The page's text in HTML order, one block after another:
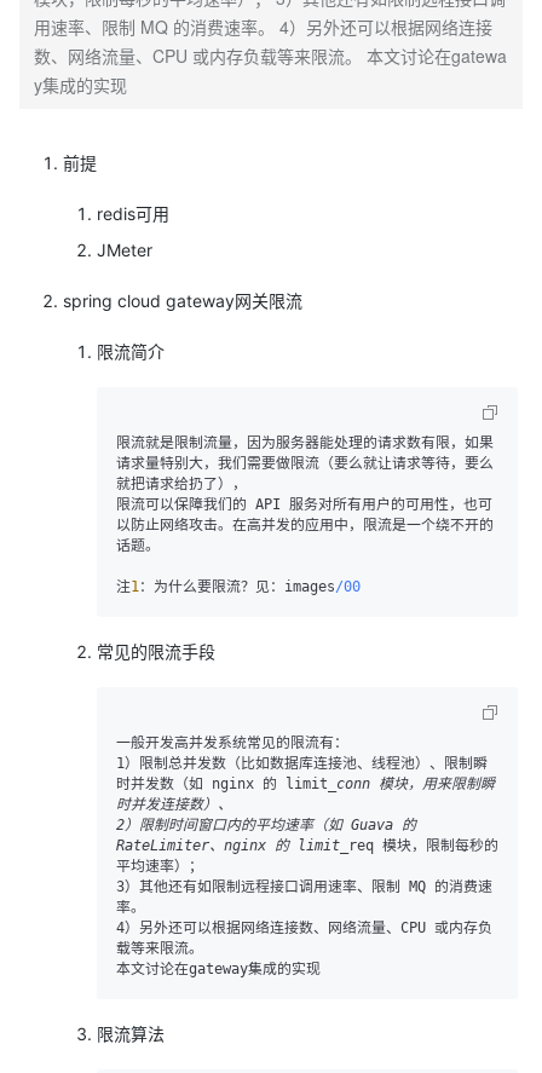
用速率、限制 MQ 的消费速率。 4）另外还可以根据网络连接
数、网络流量、CPU 或内存负载等来限流。 本文讨论在gatewa
y集成的实现
前提
redis可用
JMeter
spring cloud gateway网关限流
限流简介
限流就是限制流量，因为服务器能处理的请求数有限，如果
请求量特别大，我们需要做限流（要么就让请求等待，要么
就把请求给扔了），
限流可以保障我们的 API 服务对所有用户的可用性，也可
以防止网络攻击。在高并发的应用中，限流是一个绕不开的
话题。
注1 ：为什么要限流？见：images/00
常见的限流手段
一般开发高并发系统常见的限流有：
1）限制总并发数（比如数据库连接池、线程池）、限制瞬
时并发数（如 nginx 的 limit _conn 模块，用来限制瞬
时并发连接数）、
2）限制时间窗口内的平均速率（如 Guava 的
RateLimiter、nginx 的 limit_
req 模块，限制每秒的
平均速率）；
3）其他还有如限制远程接口调用速率、限制 MQ 的消费速
率。
4）另外还可以根据网络连接数、网络流量、CPU 或内存负
载等来限流。
限流算法